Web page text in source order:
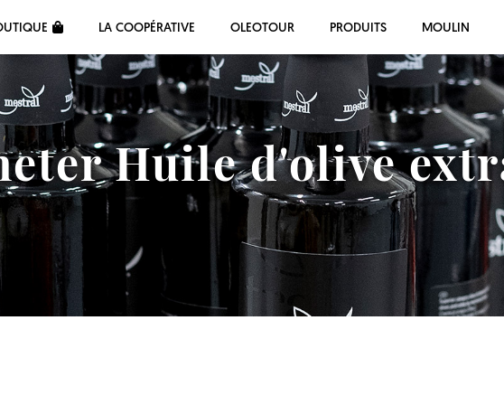
LA COOPÉRATIVE OLEOTOUR PRODUITS MOULIN
Huile d'olive